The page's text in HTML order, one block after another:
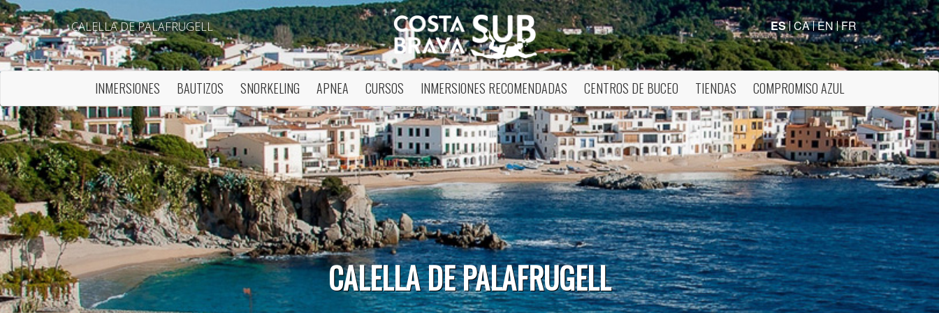
CALELLA DE PALAFRUGELL ES CA EN FR
INMERSIONES BAUTIZOS SNORKELING APNEA CURSOS INMERSIONES RECOMENDADAS CENTROS DE BUCEO TIENDAS COMPROMISO AZUL
CALELLA DE PALAFRUGELL
Modificar cookies
Técnicas y funcionales Siempre activas